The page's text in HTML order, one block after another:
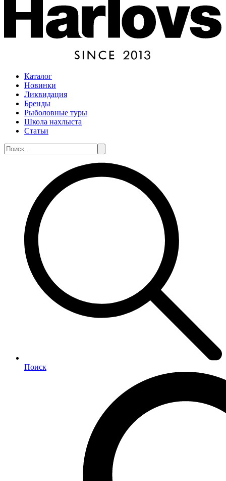
Каталог
Новинки
Ликвидация
Бренды
Рыболовные туры
Школа нахлыста
Статьи
Поиск